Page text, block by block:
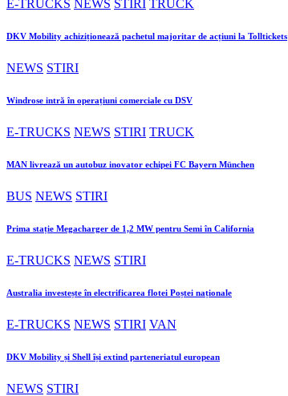
E-TRUCKS NEWS STIRI TRUCK
DKV Mobility achiziționează pachetul majoritar de acțiuni la Tolltickets
NEWS STIRI
Windrose intră în operațiuni comerciale cu DSV
E-TRUCKS NEWS STIRI TRUCK
MAN livrează un autobuz inovator echipei FC Bayern München
BUS NEWS STIRI
Prima stație Megacharger de 1,2 MW pentru Semi în California
E-TRUCKS NEWS STIRI
Australia investește în electrificarea flotei Poștei naționale
E-TRUCKS NEWS STIRI VAN
DKV Mobility și Shell își extind parteneriatul european
NEWS STIRI